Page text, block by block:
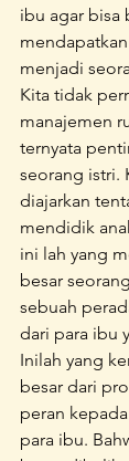
ibu agar bisa
menjadi
Kita tidak
manajemen
ternyata
seorang istri.
diajarkan
mendidik
ini lah yang
besar
sebuah
dari para ibu
Inilah yang
besar dari
peran
para ibu.